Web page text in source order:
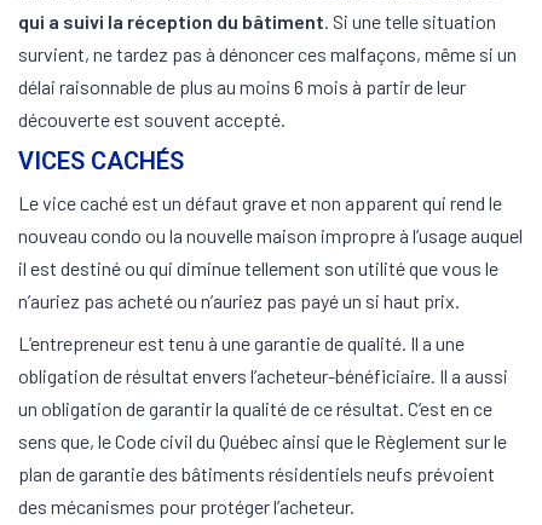
qui a suivi la réception du bâtiment . Si une telle situation
survient, ne tardez pas à dénoncer ces malfaçons, même si un
délai raisonnable de plus au moins 6 mois à partir de leur
découverte est souvent accepté.
VICES CACHÉS
Le vice caché est un défaut grave et non apparent qui rend le
nouveau condo ou la nouvelle maison impropre à l’usage auquel
il est destiné ou qui diminue tellement son utilité que vous le
n’auriez pas acheté ou n’auriez pas payé un si haut prix.
L’entrepreneur est tenu à une garantie de qualité. Il a une
obligation de résultat envers l’acheteur-bénéficiaire. Il a aussi
un obligation de garantir la qualité de ce résultat. C’est en ce
sens que, le Code civil du Québec ainsi que le Règlement sur le
plan de garantie des bâtiments résidentiels neufs prévoient
des mécanismes pour protéger l’acheteur.